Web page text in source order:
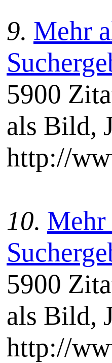
9. Mehr
5900
als Bild,
http://
10. Mehr
5900
als Bild,
http://